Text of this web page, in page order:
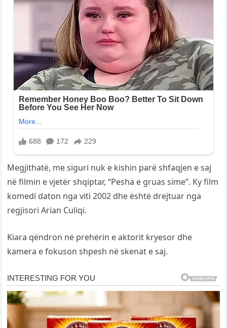
Megjithatë, me siguri nuk e kishin parë shfaqjen e saj
në filmin e vjetër shqiptar, “Pesha e gruas sime”. Ky film
komedi daton nga viti 2002 dhe është drejtuar nga
regjisori Arian Culiqi.
Kiara qëndron në prehërin e aktorit kryesor dhe
kamera e fokuson shpesh në skenat e saj.